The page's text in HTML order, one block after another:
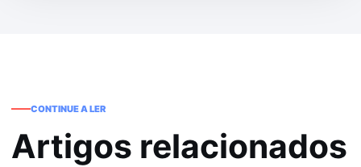
CONTINUE A LER
Artigos relacionados